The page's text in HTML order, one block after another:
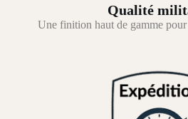
Qualité
Une finition haut de gamme pour